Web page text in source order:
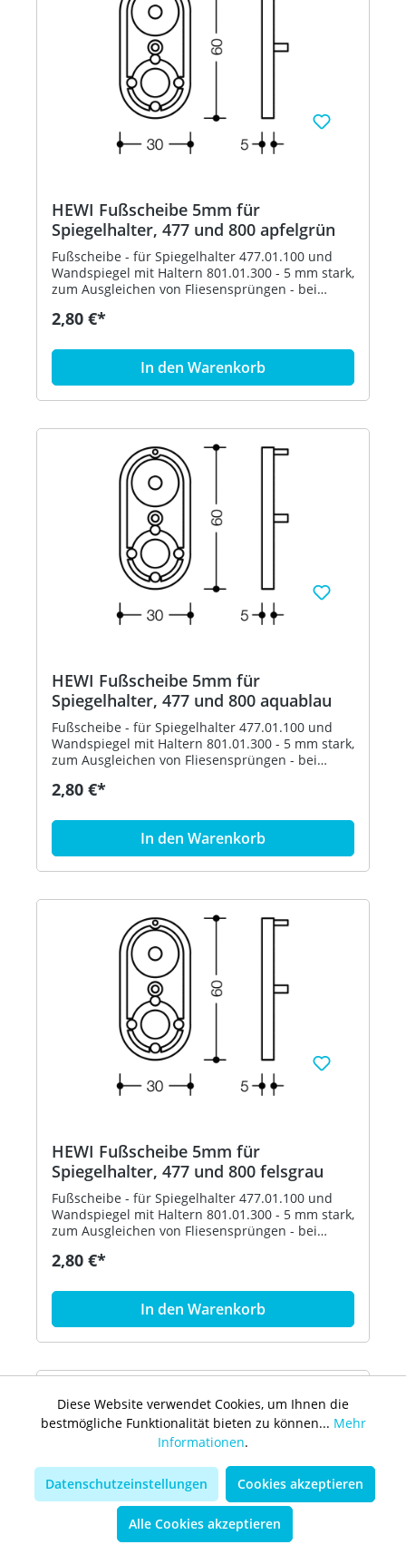
HEWI Fußscheibe 5mm für
Spiegelhalter, 477 und 800 apfelgrün
Fußscheibe - für Spiegelhalter 477.01.100 und
Wandspiegel mit Haltern 801.01.300 - 5 mm stark,
zum Ausgleichen von Fliesensprüngen - bei
aufeinander geklebt werden - aus
Farbtabelle - in HEWI Farbe 74 (Apfelgrün)
2,80 €*
In den Warenkorb
HEWI Fußscheibe 5mm für
Spiegelhalter, 477 und 800 aquablau
Fußscheibe - für Spiegelhalter 477.01.100 und
Wandspiegel mit Haltern 801.01.300 - 5 mm stark,
zum Ausgleichen von Fliesensprüngen - bei
aufeinander geklebt werden - aus
Farbtabelle - in HEWI Farbe 55 (Aquablau)
2,80 €*
In den Warenkorb
HEWI Fußscheibe 5mm für
Spiegelhalter, 477 und 800 felsgrau
Fußscheibe - für Spiegelhalter 477.01.100 und
Wandspiegel mit Haltern 801.01.300 - 5 mm stark,
zum Ausgleichen von Fliesensprüngen - bei
aufeinander geklebt werden - aus
Farbtabelle - in HEWI Farbe 95 (Felsgrau)
2,80 €*
In den Warenkorb
Diese Website verwendet Cookies, um Ihnen die
bestmögliche Funktionalität bieten zu können... Mehr
Informationen.
Datenschutzeinstellungen Cookies akzeptieren
Alle Cookies akzeptieren